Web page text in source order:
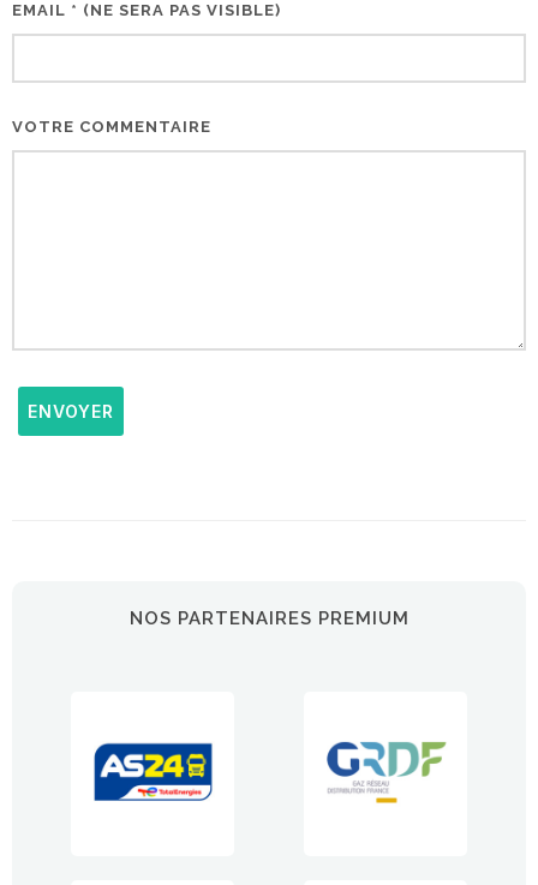
EMAIL * (NE SERA PAS VISIBLE)
VOTRE COMMENTAIRE
ENVOYER
NOS PARTENAIRES PREMIUM